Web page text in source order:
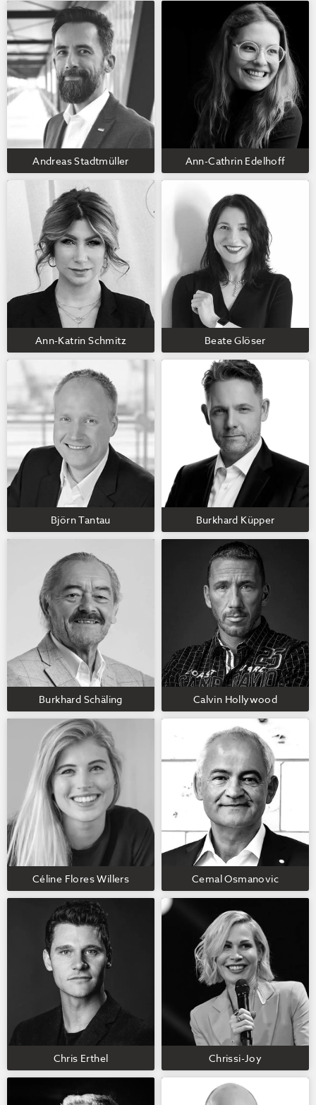
Andreas Stadtmüller Ann-Cathrin Edelhoff
Ann-Katrin Schmitz Beate Glöser
Björn Tantau Burkhard Küpper
Burkhard Schäling Calvin Hollywood
Céline Flores Willers Cemal Osmanovic
Chris Erthel Chrissi-Joy